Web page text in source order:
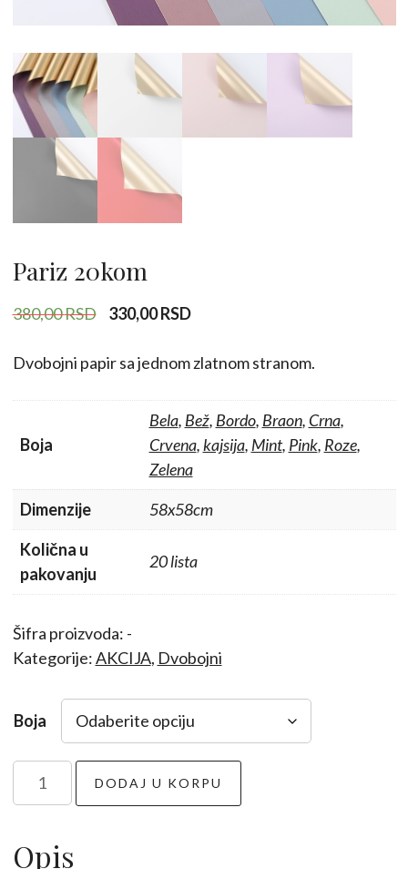
Pariz 20kom
380,00RSD
Originalna
je
380,00 RSD.
330,00RSDTrenutna
je:
Dvobojni papir sa jednom zlatnom stranom.
Boja
Bela, Bež, Bordo, Braon, Crna,
Crvena,kajsija, Mint, Pink, Roze,
Zelena
Dimenzije
58x58cm
Količna u
pakovanju
20 lista
Šifra proizvoda: -
Kategorije:AKCIJA, Dvobojni
Boja
DODAJ U KORPU
Opis